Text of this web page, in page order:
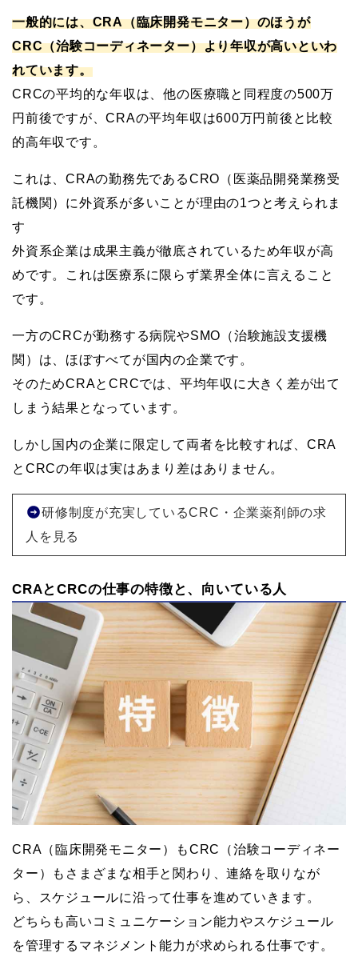
一般的には、CRA（臨床開発モニター）のほうが
CRC（治験コーディネーター）より年収が高いといわ
れています。
CRCの平均的な年収は、他の医療職と同程度の500万
円前後ですが、CRAの平均年収は600万円前後と比較
的高年収です。
これは、CRAの勤務先であるCRO（医薬品開発業務受
託機関）に外資系が多いことが理由の1つと考えられま
す
外資系企業は成果主義が徹底されているため年収が高
めです。これは医療系に限らず業界全体に言えること
です。
一方のCRCが勤務する病院やSMO（治験施設支援機
関）は、ほぼすべてが国内の企業です。
そのためCRAとCRCでは、平均年収に大きく差が出て
しまう結果となっています。
しかし国内の企業に限定して両者を比較すれば、CRA
とCRCの年収は実はあまり差はありません。
研修制度が充実しているCRC・企業薬剤師の求
人を見る
CRAとCRCの仕事の特徴と、向いている人
CRA（臨床開発モニター）もCRC（治験コーディネー
ター）もさまざまな相手と関わり、連絡を取りなが
ら、スケジュールに沿って仕事を進めていきます。
どちらも高いコミュニケーション能力やスケジュール
を管理するマネジメント能力が求められる仕事です。